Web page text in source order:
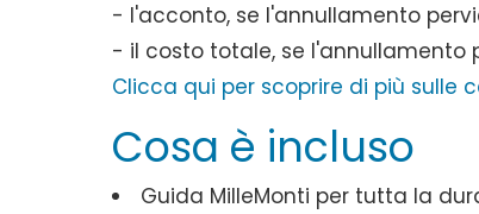
- l'acconto, se l'annullamento
- il costo totale, se l'annullamento
Clicca qui per scoprire di più sulle
Cosa è incluso
Guida MilleMonti per tutta la